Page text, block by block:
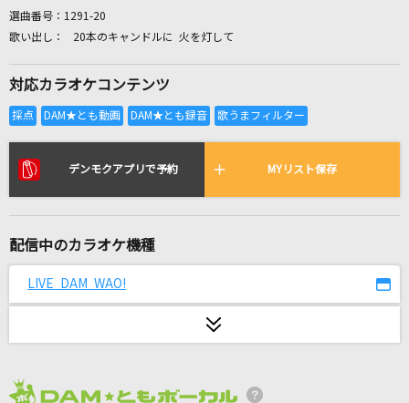
全国りれき
リアルタイムで歌われている曲の一覧
orion
[生音]DAYBREAK'S BELL
選曲番号： 1291-20
20本のキャンドルに 火を灯して
対応カラオケコンテンツ
デンモクアプリで予約 MYリスト保存
配信中のカラオケ機種
LIVE DAM WAO!